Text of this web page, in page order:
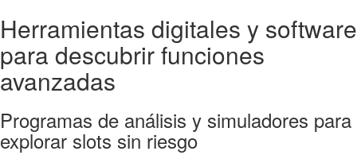
Herramientas digitales y software
para descubrir funciones
avanzadas
Programas de análisis y simuladores para
explorar slots sin riesgo